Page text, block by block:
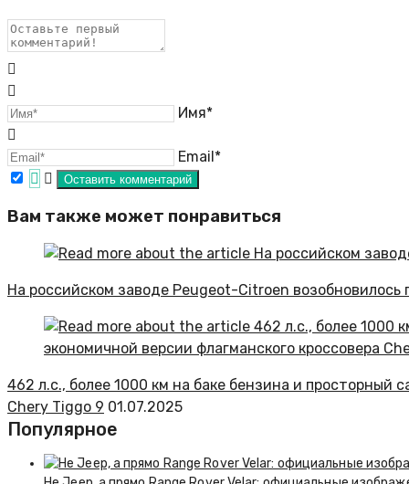
Имя*
Email*
Вам также может понравиться
На российском заводе Peugeot-Citroen возобновилось
462 л.с., более 1000 км на баке бензина и просторный
Chery Tiggo 9 01.07.2025
Популярное